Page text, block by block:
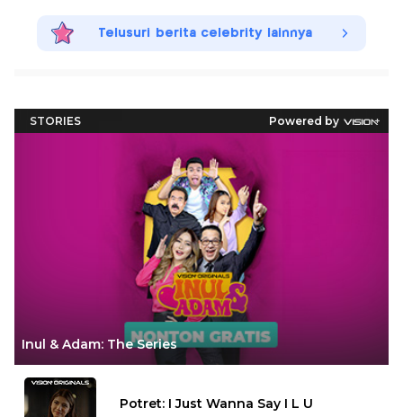
Telusuri berita celebrity lainnya